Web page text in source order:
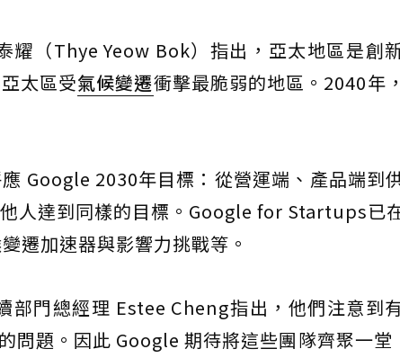
耀（Thye Yeow Bok）指出，亞太地區是創
太區受氣候變遷衝擊最脆弱的地區。2040年
Google 2030年目標：從營運端、產品端到
人達到同樣的目標。Google for Startups已
遷加速器與影響力挑戰等。
部門總經理 Estee Cheng指出，他們注意到
問題。因此 Google 期待將這些團隊齊聚一堂